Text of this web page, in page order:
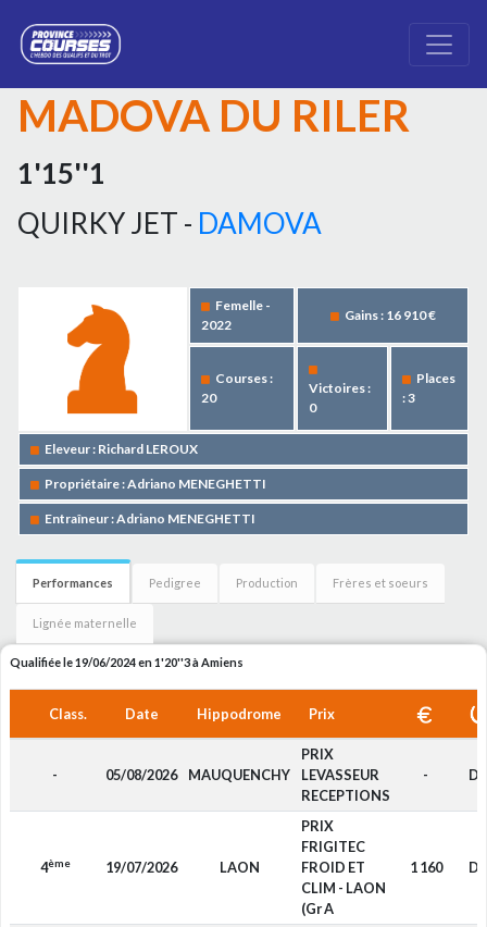
MADOVA DU RILER
1'15''1
QUIRKY JET - DAMOVA
Femelle -
2022
Gains : 16 910 €
Courses :
20
Victoires :
0
Places
: 3
Eleveur : Richard LEROUX
Propriétaire : Adriano MENEGHETTI
Entraîneur : Adriano MENEGHETTI
Performances Pedigree Production Frères et soeurs
Lignée maternelle
Qualifiée le 19/06/2024 en 1'20''3 à Amiens
Class. Date Hippodrome Prix
- 05/08/2026 MAUQUENCHY
PRIX
LEVASSEUR
RECEPTIONS
-
4ème 19/07/2026 LAON
PRIX
FRIGITEC
FROID ET
CLIM - LAON
(Gr A
1 160